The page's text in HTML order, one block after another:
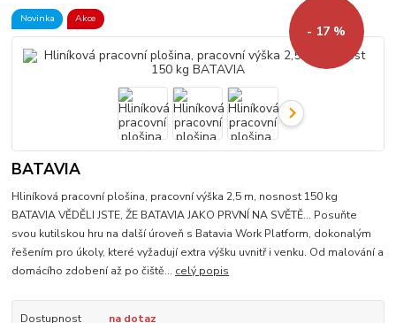
Novinka Akce
- 17 %
BATAVIA
Hliníková pracovní plošina, pracovní výška 2,5 m, nosnost 150 kg
BATAVIA VĚDĚLI JSTE, ŽE BATAVIA JAKO PRVNÍ NA SVĚTĚ… Posuňte
svou kutilskou hru na další úroveň s Batavia Work Platform, dokonalým
řešením pro úkoly, které vyžadují extra výšku uvnitř i venku. Od malování a
domácího zdobení až po čiště... celý popis
Dostupnost
na dotaz